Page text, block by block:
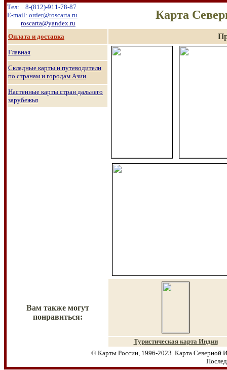
Тел: 8-(812)-911-78-87
E-mail: order@roscarta.ru
roscarta@yandex.ru
Карта
Оплата и доставка
Главная
Складные карты и путеводители
по странам и городам Азии
Настенные карты стран дальнего
зарубежья
Вам также могут
понравиться:
Туристическая карта Индии
© Карты России, 1996-2023. Карта Северной